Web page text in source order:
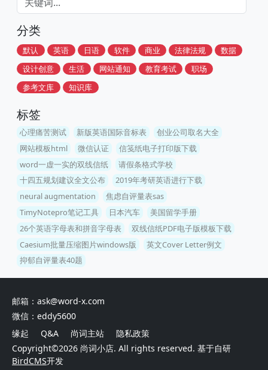
分类
默认 英语 日语 软件 商业 法律法规
数据
设计创意
生活 网站通知 教育考试
职场
参考文库
知识库
标签
心理痛苦测试 新版英语国际音标表
创业公司取名大全
网站模板html
微信认证
信笺纸电子打印版下载
word一虚一实的双线信纸
请假条格式学校
十四五规划建议全文公布
2019年考研英语进行下载
neural augmentation
焦虑自评量表sas
TimyNotepro笔记工具
日本汽车
美国留学手册
26个英语字母表和拼音字母表
双线信纸PDF电子版模板下载
Caesium批量压缩图片windows版
英文Cover Letter例文
抑郁自评量表40题
邮箱：ask@word-x.com
微信：eddy5600
缘起
Q&A 尚词主站
隐私政策
Copyright©2026 尚词小店. All rights reserved. 基于自研
BirdCMS开发